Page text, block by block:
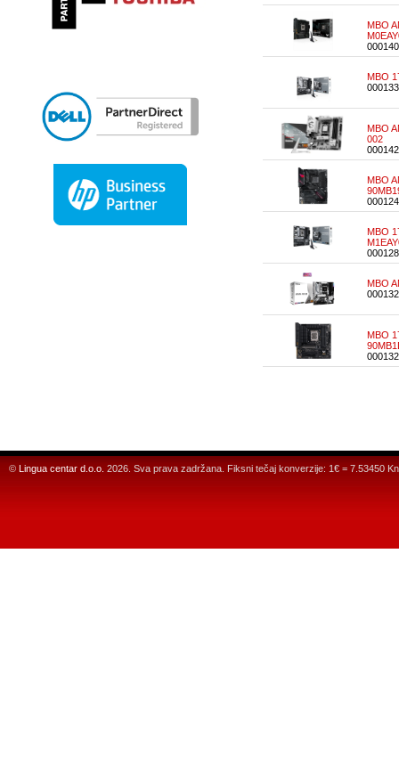
MBO
MBO
MBO
002
MBO
MBO
MBO
MBO
© Lingua centar d.o.o. 2026. Sva prava zadržana. Fiksni tečaj konverzije: 1€ = 7.53450 Kn